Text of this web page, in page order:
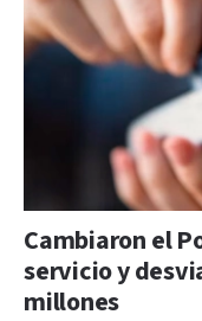
Cambiaron el
servicio y
millones